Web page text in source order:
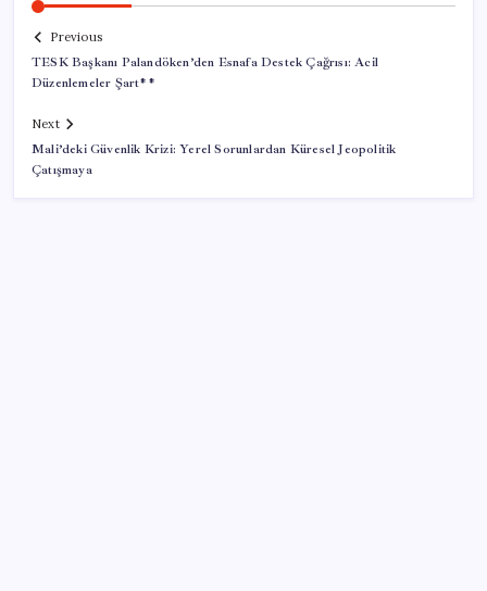
Previous
TESK Başkanı Palandöken’den Esnafa Destek Çağrısı: Acil
Düzenlemeler Şart**
Next
Mali’deki Güvenlik Krizi: Yerel Sorunlardan Küresel Jeopolitik
Çatışmaya